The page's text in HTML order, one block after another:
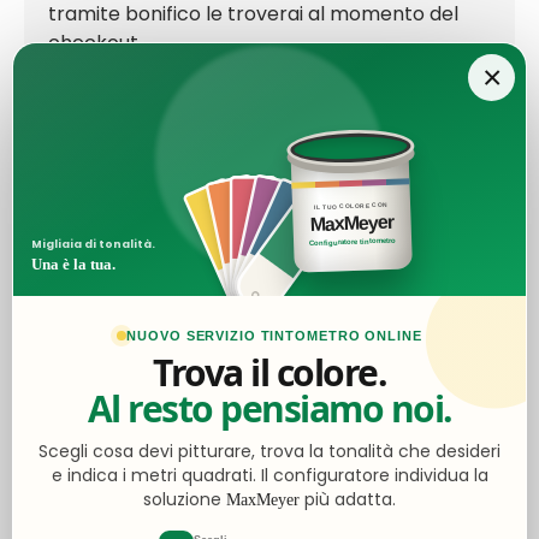
tramite bonifico le troverai al momento del
checkout.
Ottimo
4,5 /5
2.062
Le nostre recensioni a 4 e 5 stelle.
Clicca qui per leggerle tutte >
Precedente Successivo
Ieri
×
IL TUO COLORE CON
MaxMeyer
Configuratore tintometro
Migliaia di tonalità.
Una è la tua.
NUOVO SERVIZIO TINTOMETRO ONLINE
Trova il colore.
Al resto pensiamo noi.
Scegli cosa devi pitturare, trova la tonalità che desideri
e indica i metri quadrati. Il configuratore individua la
soluzione MaxMeyer più adatta.